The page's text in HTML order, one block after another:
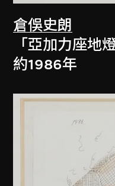
倉俁史朗
「亞加力座地
約1986年